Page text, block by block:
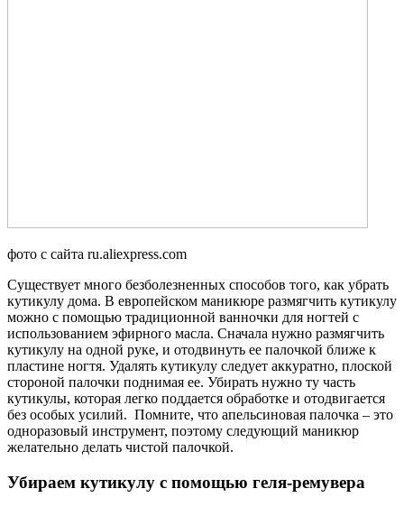
фото с сайта ru.aliexpress.com
Существует много безболезненных способов того, как убрать
кутикулу дома. В европейском маникюре размягчить кутикулу
можно с помощью традиционной ванночки для ногтей с
использованием эфирного масла. Сначала нужно размягчить
кутикулу на одной руке, и отодвинуть ее палочкой ближе к
пластине ногтя. Удалять кутикулу следует аккуратно, плоской
стороной палочки поднимая ее. Убирать нужно ту часть
кутикулы, которая легко поддается обработке и отодвигается
без особых усилий. Помните, что апельсиновая палочка – это
одноразовый инструмент, поэтому следующий маникюр
желательно делать чистой палочкой.
Убираем кутикулу с помощью геля-ремувера